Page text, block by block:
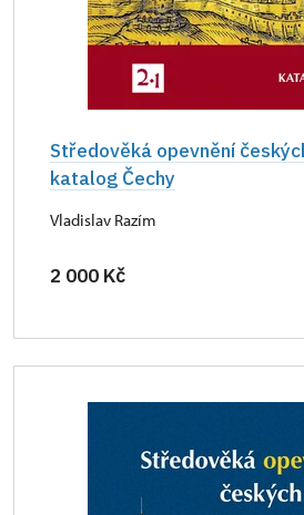
Středověká opevnění
katalog Čechy
Vladislav Razím
2 000 Kč